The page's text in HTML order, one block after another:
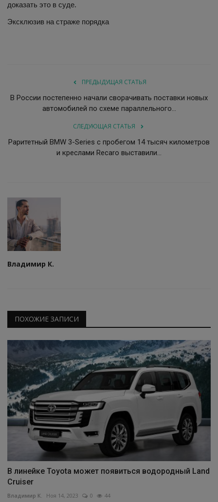
доказать это в суде.
Эксклюзив на страже порядка
ПРЕДЫДУЩАЯ СТАТЬЯ
В России постепенно начали сворачивать поставки новых
автомобилей по схеме параллельного...
СЛЕДУЮЩАЯ СТАТЬЯ
Раритетный BMW 3-Series с пробегом 14 тысяч километров
и креслами Recaro выставили...
Владимир К.
ПОХОЖИЕ ЗАПИСИ
В линейке Toyota может появиться водородный Land
Cruiser
Владимир К. Ноя 14, 2023 0 44